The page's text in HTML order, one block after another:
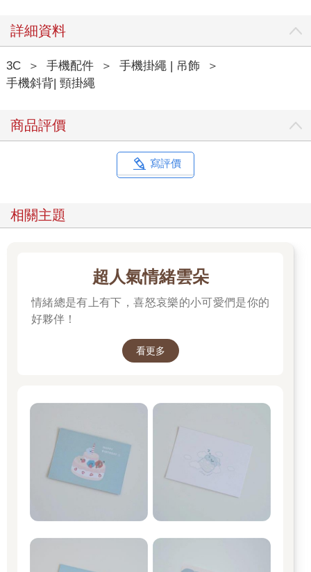
詳細資料
3C ＞ 手機配件 ＞ 手機掛繩 | 吊飾
＞
手機斜背| 頸掛繩
商品評價
寫評價
相關主題
超人氣情緒雲朵
情緒總是有上有下，喜怒哀樂的小可愛們是你的
好夥伴！
看更多